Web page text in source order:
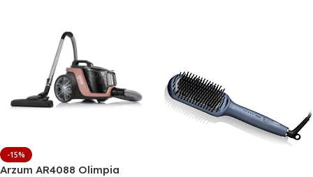
-15%
Arzum AR4088 Olimpia